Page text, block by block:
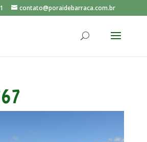
contato@poraidebarraca.com.br